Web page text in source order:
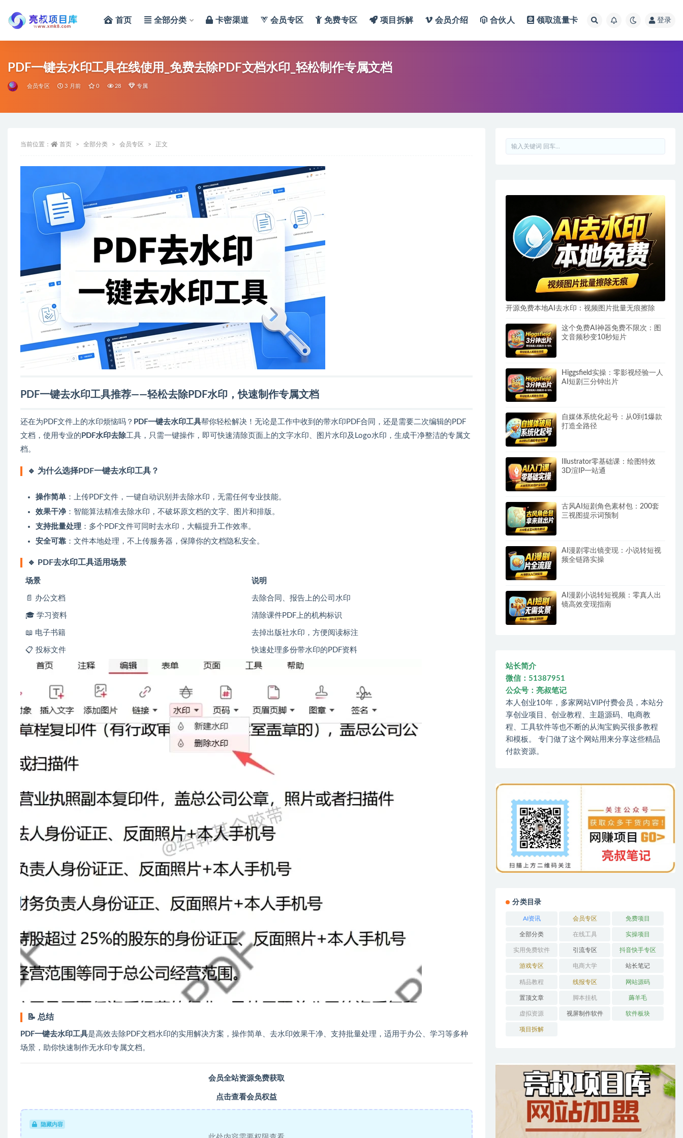
首页 全部分类 卡密渠道 会员专区 免费专区 项目拆解 会员介绍 合伙人 领取流量卡 登录
PDF一键去水印工具在线使用_免费去除PDF文档水印_轻松制作专属文档
会员专区 3 月前 0 28 专属
当前位置： 首页 全部分类 会员专区 正文
PDF一键去水印工具推荐——轻松去除PDF水印，快速制作专属文档
还在为PDF文件上的水印烦恼吗？ PDF一键去水印工具帮你轻松解决！无论是工作中收到的带水印PDF合同，还是需要二次编辑的PDF
文档，使用专业的 PDF水印去除工具，只需一键操作，即可快速清除页面上的文字水印、图片水印及Logo水印，生成干净整洁的专属文
档。
🔹 为什么选择PDF一键去水印工具？
操作简单 ：上传PDF文件，一键自动识别并去除水印，无需任何专业技能。
效果干净 ：智能算法精准去除水印，不破坏原文档的文字、图片和排版。
支持批量处理 ：多个PDF文件可同时去水印，大幅提升工作效率。
安全可靠 ：文件本地处理，不上传服务器，保障你的文档隐私安全。
🔹 PDF去水印工具适用场景
场景 说明
📄 办公文档 去除合同、报告上的公司水印
🎓 学习资料 清除课件PDF上的机构标识
📖 电子书籍 去掉出版社水印，方便阅读标注
📋 投标文件 快速处理多份带水印的PDF资料
📝 总结
PDF一键去水印工具是高效去除PDF文档水印的实用解决方案，操作简单、去水印效果干净、支持批量处理，适用于办公、学习等多种
场景，助你快速制作无水印专属文档。
会员全站资源免费获取
点击查看会员权益
隐藏内容
开源免费本地AI去水印：视频图片批量无痕擦除
这个免费AI神器免费不限次：图
文音频秒变10秒短片
Higgsfield实操：零影视经验一人
AI短剧三分钟出片
自媒体系统化起号：从0到1爆款
打造全路径
Illustrator零基础课：绘图特效
3D渲IP一站通
古风AI短剧角色素材包：200套
三视图提示词预制
AI漫剧零出镜变现：小说转短视
频全链路实操
AI漫剧小说转短视频：零真人出
镜高效变现指南
站长简介
微信：51387951
公众号：亮叔笔记
本人创业10年，多家网站VIP付费会员，本站分
享创业项目、创业教程、主题源码、电商教
程、工具软件等也不断的从淘宝购买很多教程
和模板。 专门做了这个网站用来分享这些精品
付款资源。
分类目录
AI资讯 会员专区 免费项目
全部分类 在线工具 实操项目
实用免费软件 引流专区 抖音快手专区
游戏专区 电商大学 站长笔记
精品教程 线报专区 网站源码
置顶文章 脚本挂机 薅羊毛
虚拟资源 视屏制作软件 软件板块
项目拆解